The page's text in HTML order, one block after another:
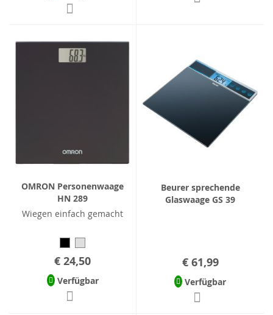
OMRON Personenwaage
HN 289
Wiegen einfach gemacht
€ 24,50
Verfügbar
Beurer sprechende
Glaswaage GS 39
€ 61,99
Verfügbar